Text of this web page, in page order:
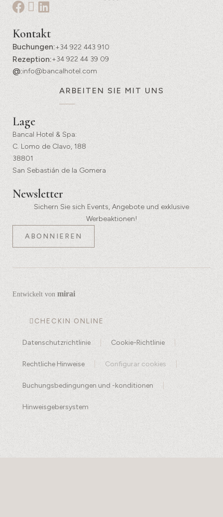
Kontakt
Buchungen:+34 922 443 910
Rezeption:+34 922 44 39 09
@:info@bancalhotel.com
ARBEITEN SIE MIT UNS
Lage
Bancal Hotel & Spa:
C. Lomo de Clavo, 188
38801
San Sebastián de la Gomera
Newsletter
Sichern Sie sich Events, Angebote und exklusive
Werbeaktionen!
ABONNIEREN
Datenschutzrichtlinie Cookie-Richtlinie
Rechtliche Hinweise Configurar cookies
Buchungsbedingungen und -konditionen
Hinweisgebersystem
Entwickelt von mirai
CHECKIN ONLINE